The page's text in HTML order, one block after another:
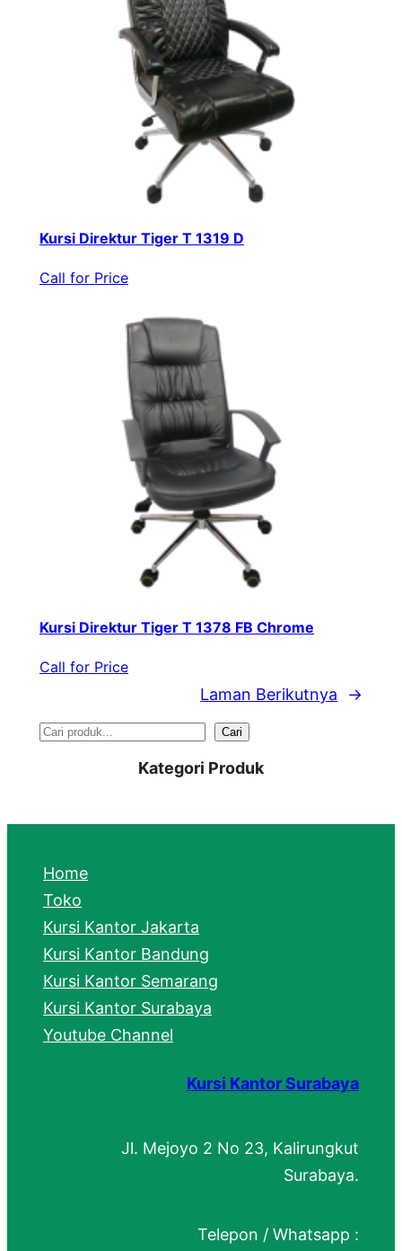
Kursi Direktur Tiger T 1319 D
Call for Price
Kursi Direktur Tiger T 1378 FB Chrome
Call for Price
Laman Berikutnya →
S
r
h
Cari
Kategori Produk
Home
Toko
Kursi Kantor Jakarta
Kursi Kantor Bandung
Kursi Kantor Semarang
Kursi Kantor Surabaya
Youtube Channel
Kursi Kantor Surabaya
Jl. Mejoyo 2 No 23, Kalirungkut
Surabaya.
Telepon / Whatsapp :